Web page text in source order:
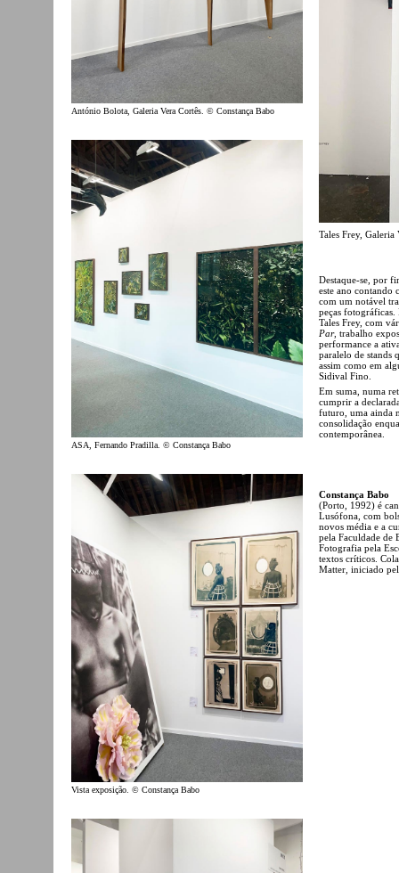
António Bolota, Galeria Vera Cortês. © Constança Babo
ASA, Fernando Pradilla. © Constança Babo
Vista exposição. © Constança Babo
Tales Frey,
Destaque-se, por
este ano contando
com um notável
peças fotográficas.
Tales Frey, com
Par, trabalho
performance a
paralelo de stands
assim como em
Sidival Fino.
Em suma, numa
cumprir a
futuro, uma ainda
consolidação
contemporânea.
Constança Babo
(Porto, 1992) é
Lusófona, com
novos média e a
pela Faculdade de
Fotografia pela
textos críticos.
Matter, iniciado